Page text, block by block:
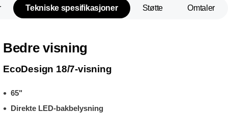
Tekniske spesifikasjoner Støtte Omtaler
Bedre visning
EcoDesign 18/7-visning
65"
Direkte LED-bakbelysning